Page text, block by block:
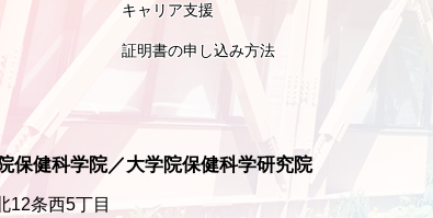
キャリア支援
証明書の申し込み方法
保健科学院／大学院保健科学研究院
12条西5丁目